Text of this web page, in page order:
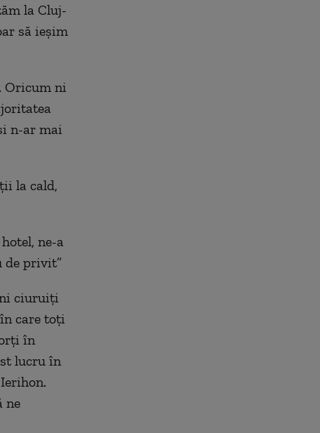
la Cluj-
să ieșim
Oricum ni
n-ar mai
la cald,
ne-a
de privit”
ciuruiți
care toți
în
lucru în
ne